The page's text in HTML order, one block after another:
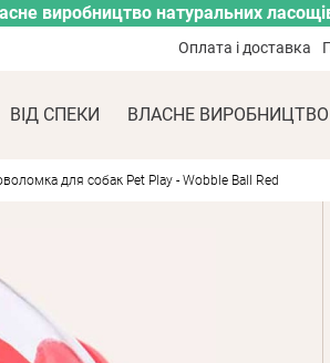
виробництво натуральних
Оплата і доставка
ВІД СПЕКИ ВЛАСНЕ ВИРОБНИЦТВО
для собак Pet Play - Wobble Ball Red